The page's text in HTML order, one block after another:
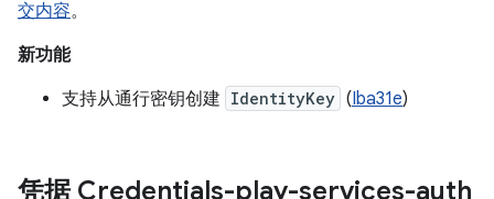
交内容。
新功能
支持从通行密钥创建 IdentityKey (Iba31e)
凭据 Credentials-play-services-auth